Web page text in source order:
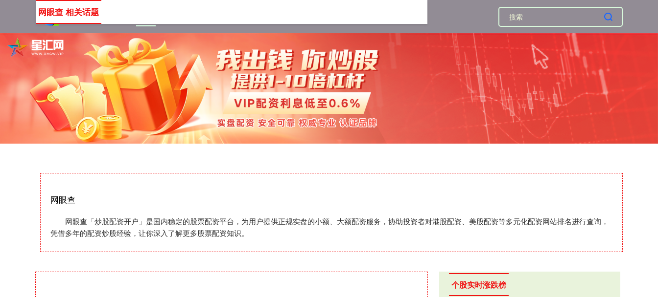
网眼查
网眼查「炒股配资开户」是国内稳定的股票配资平台，为用户提供正规实盘的小额、大额配资服务，协助投资者对港股配资、美股配资等多元化配资网站排名进行查询，
凭借多年的配资炒股经验，让你深入了解更多股票配资知识。
网眼查 相关话题
个股实时涨跌榜